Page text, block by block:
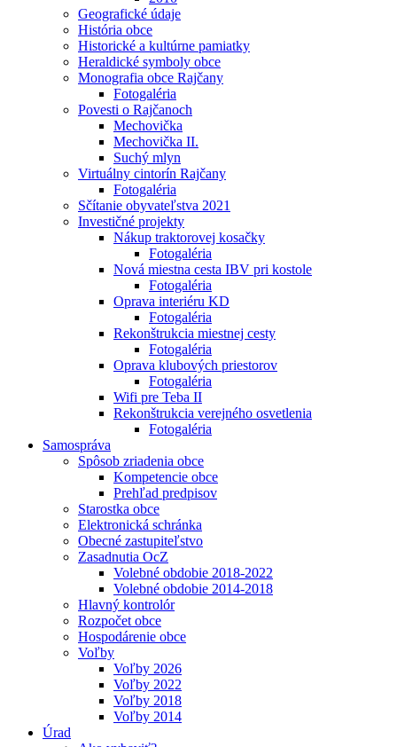
Geografické údaje
História obce
Historické a kultúrne pamiatky
Heraldické symboly obce
Monografia obce Rajčany
Fotogaléria
Povesti o Rajčanoch
Mechovička
Mechovička II.
Suchý mlyn
Virtuálny cintorín Rajčany
Fotogaléria
Sčítanie obyvateľstva 2021
Investičné projekty
Nákup traktorovej kosačky
Fotogaléria
Nová miestna cesta IBV pri kostole
Fotogaléria
Oprava interiéru KD
Fotogaléria
Rekonštrukcia miestnej cesty
Fotogaléria
Oprava klubových priestorov
Fotogaléria
Wifi pre Teba II
Rekonštrukcia verejného osvetlenia
Fotogaléria
Samospráva
Spôsob zriadenia obce
Kompetencie obce
Prehľad predpisov
Starostka obce
Elektronická schránka
Obecné zastupiteľstvo
Zasadnutia OcZ
Volebné obdobie 2018-2022
Volebné obdobie 2014-2018
Hlavný kontrolór
Rozpočet obce
Hospodárenie obce
Voľby
Voľby 2026
Voľby 2022
Voľby 2018
Voľby 2014
Úrad